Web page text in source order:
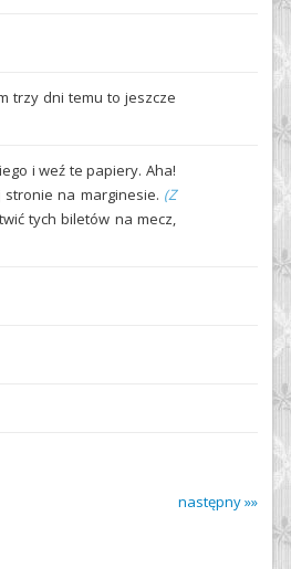
trzy dni temu to jeszcze
i weź te papiery. Aha!
na marginesie. (Z
tych biletów na mecz,
następny »»